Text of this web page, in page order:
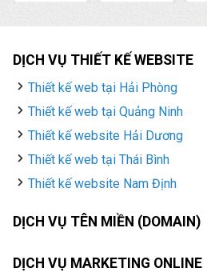
DỊCH VỤ THIẾT KẾ WEBSITE
Thiết kế web tại Hải Phòng
Thiết kế web tại Quảng Ninh
Thiết kế website Hải Dương
Thiết kế web tại Thái Bình
Thiết kế website Nam Định
DỊCH VỤ TÊN MIỀN (DOMAIN)
DỊCH VỤ MARKETING ONLINE